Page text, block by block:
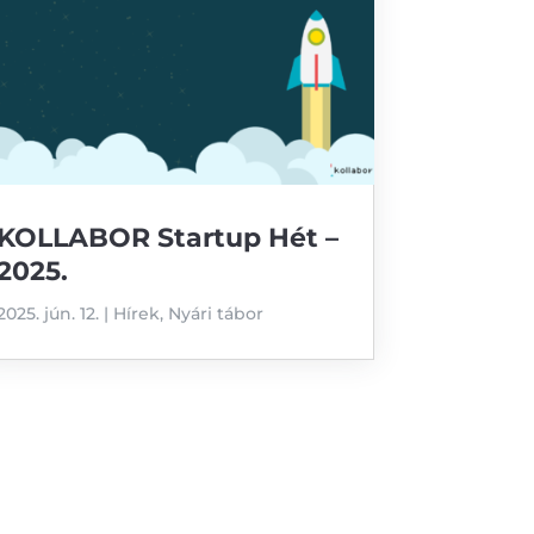
Startup Hét –
jún. 12.| Hírek, Nyári tábor